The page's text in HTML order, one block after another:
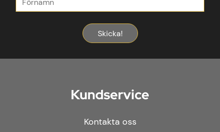
Skicka!
Kundservice
Kontakta oss